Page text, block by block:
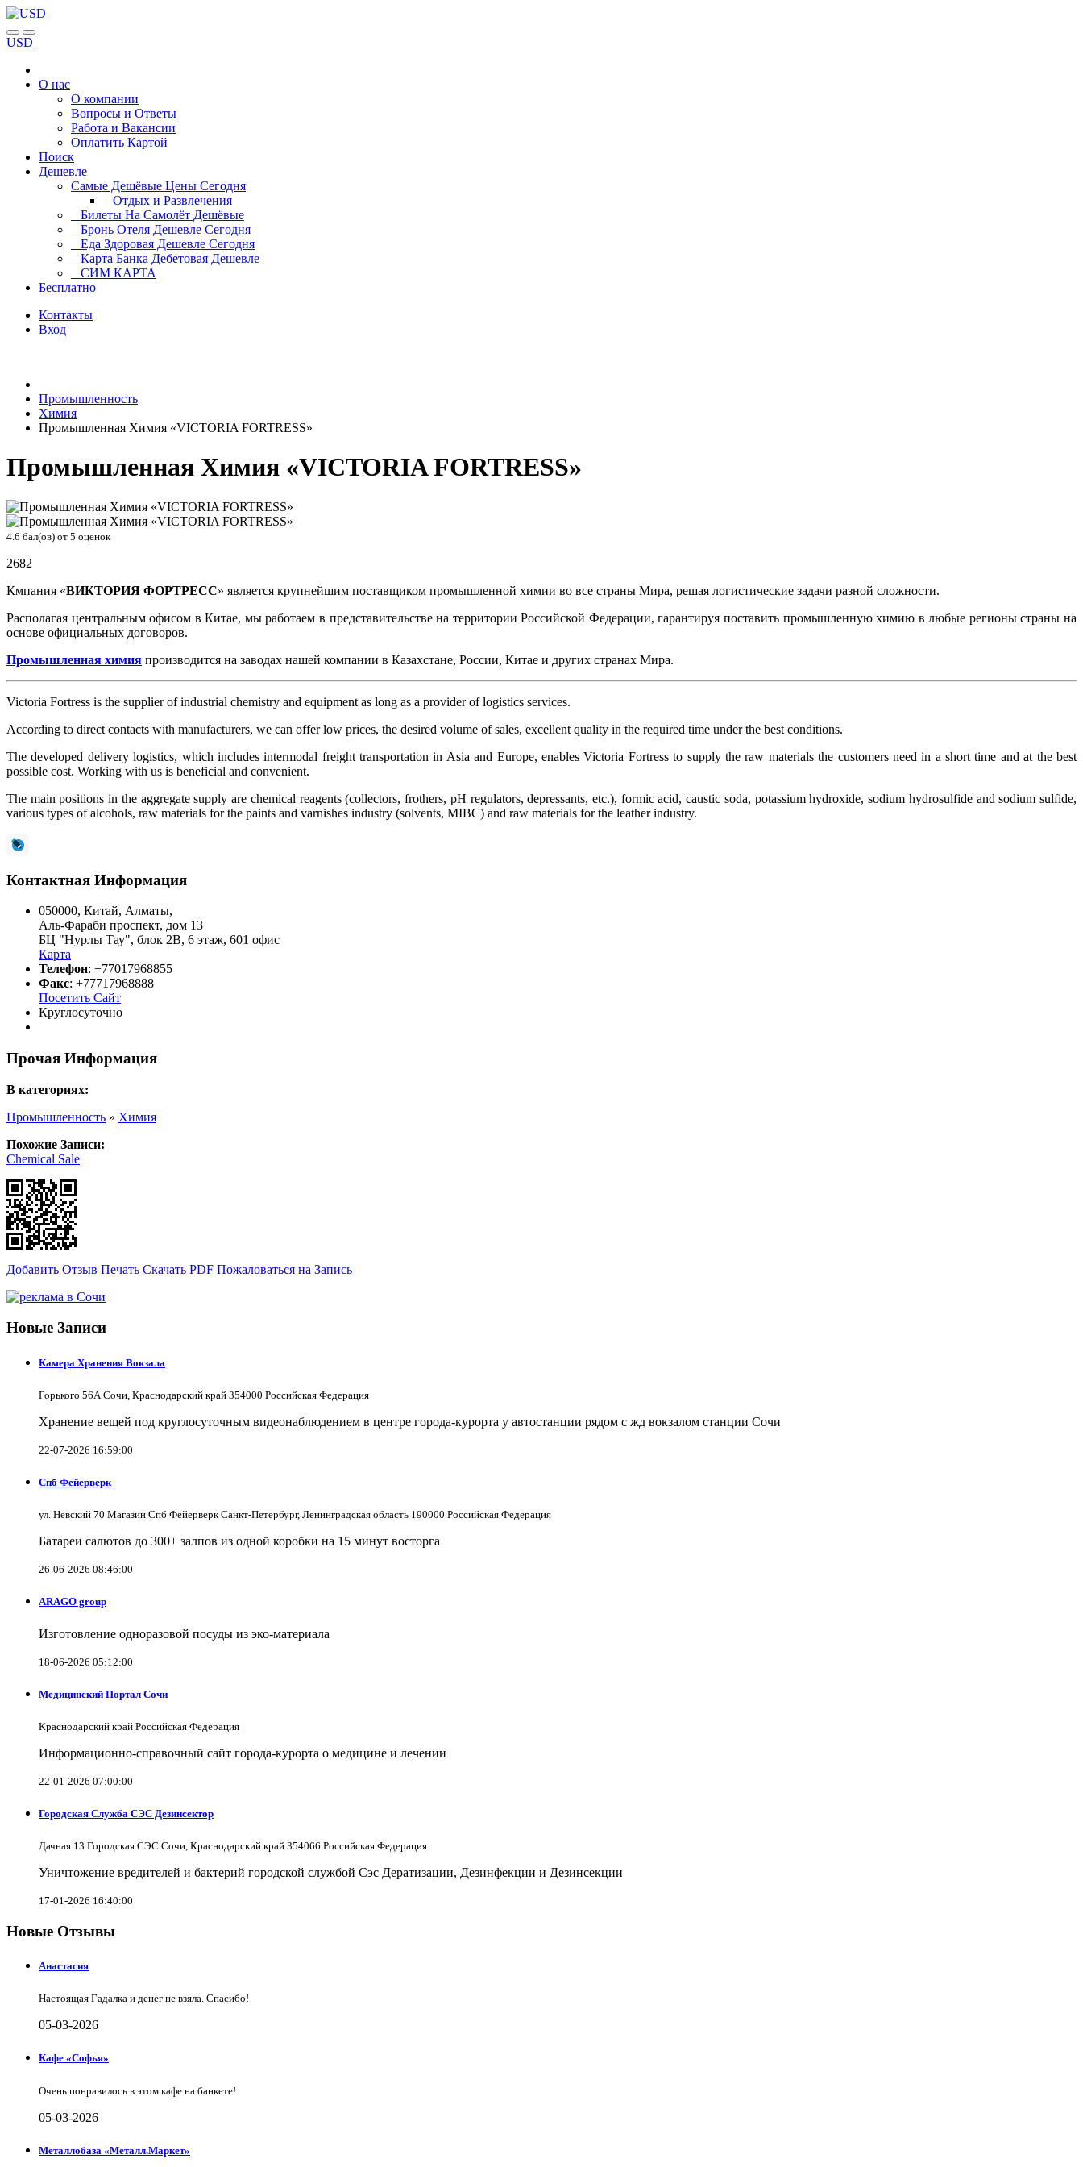
USD
О нас
О компании
Вопросы и Ответы
Работа и Вакансии
Оплатить Картой
Поиск
Дешевле
Самые Дешёвые Цены Сегодня
Отдых и Развлечения
Билеты На Самолёт Дешёвые
Бронь Отеля Дешевле Сегодня
Еда Здоровая Дешевле Сегодня
Карта Банка Дебетовая Дешевле
СИМ КАРТА
Бесплатно
Контакты
Вход
Промышленность
Химия
Промышленная Химия «VICTORIA FORTRESS»
Промышленная Химия «VICTORIA FORTRESS»
4.6 бал(ов) от 5 оценок
2682
Кмпания «ВИКТОРИЯ ФОРТРЕСС» является крупнейшим поставщиком промышленной химии во все страны Мира, решая логистические задачи разной сложности.
Располагая центральным офисом в Китае, мы работаем в представительстве на территории Российской Федерации, гарантируя поставить промышленную химию в любые регионы страны на
основе официальных договоров.
Промышленная химия производится на заводах нашей компании в Казахстане, России, Китае и других странах Мира.
Victoria Fortress is the supplier of industrial chemistry and equipment as long as a provider of logistics services.
According to direct contacts with manufacturers, we can offer low prices, the desired volume of sales, excellent quality in the required time under the best conditions.
The developed delivery logistics, which includes intermodal freight transportation in Asia and Europe, enables Victoria Fortress to supply the raw materials the customers need in a short time and at the best
possible cost. Working with us is beneficial and convenient.
The main positions in the aggregate supply are chemical reagents (collectors, frothers, pH regulators, depressants, etc.), formic acid, caustic soda, potassium hydroxide, sodium hydrosulfide and sodium sulfide,
various types of alcohols, raw materials for the paints and varnishes industry (solvents, MIBC) and raw materials for the leather industry.
Контактная Информация
050000, Китай, Алматы,
Аль-Фараби проспект, дом 13
БЦ "Нурлы Тау", блок 2В, 6 этаж, 601 офис
Карта
Телефон: +77017968855
Факс: +77717968888
Посетить Сайт
Круглосуточно
Прочая Информация
В категориях:
Промышленность » Химия
Похожие Записи:
Chemical Sale
Добавить Отзыв Печать Скачать PDF Пожаловаться на Запись
Новые Записи
Камера Хранения Вокзала
Горького 56А Сочи, Краснодарский край 354000 Российская Федерация
Хранение вещей под круглосуточным видеонаблюдением в центре города-курорта у автостанции рядом с жд вокзалом станции Сочи
22-07-2026 16:59:00
Спб Фейерверк
ул. Невский 70 Магазин Спб Фейерверк Санкт-Петербург, Ленинградская область 190000 Российская Федерация
Батареи салютов до 300+ залпов из одной коробки на 15 минут восторга
26-06-2026 08:46:00
ARAGO group
Изготовление одноразовой посуды из эко-материала
18-06-2026 05:12:00
Медицинский Портал Сочи
Краснодарский край Российская Федерация
Информационно-справочный сайт города-курорта о медицине и лечении
22-01-2026 07:00:00
Городская Служба СЭС Дезинсектор
Дачная 13 Городская СЭС Сочи, Краснодарский край 354066 Российская Федерация
Уничтожение вредителей и бактерий городской службой Сэс Дератизации, Дезинфекции и Дезинсекции
17-01-2026 16:40:00
Новые Отзывы
Анастасия
Настоящая Гадалка и денег не взяла. Спасибо!
05-03-2026
Кафе «Софья»
Очень понравилось в этом кафе на банкете!
05-03-2026
Металлобаза «Металл.Маркет»